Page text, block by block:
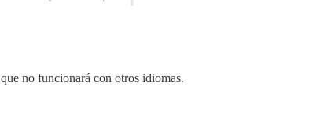
no funcionará con otros idiomas.